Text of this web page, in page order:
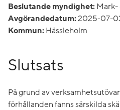
Beslutande myndighet: Mark-
Avgörandedatum:2025-07-
Kommun: Hässleholm
Slutsats
På grund av
förhållanden fanns särskilda